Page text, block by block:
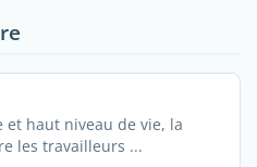
haut niveau de vie, la
les travailleurs ...